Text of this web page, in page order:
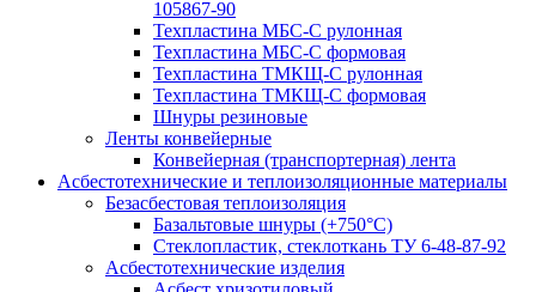
105867-90
Техпластина МБС-С рулонная
Техпластина МБС-С формовая
Техпластина ТМКЩ-С рулонная
Техпластина ТМКЩ-С формовая
Шнуры резиновые
Ленты конвейерные
Конвейерная (транспортерная) лента
Асбестотехнические и теплоизоляционные материалы
Безасбестовая теплоизоляция
Базальтовые шнуры (+750°С)
Стеклопластик, стеклоткань ТУ 6-48-87-92
Асбестотехнические изделия